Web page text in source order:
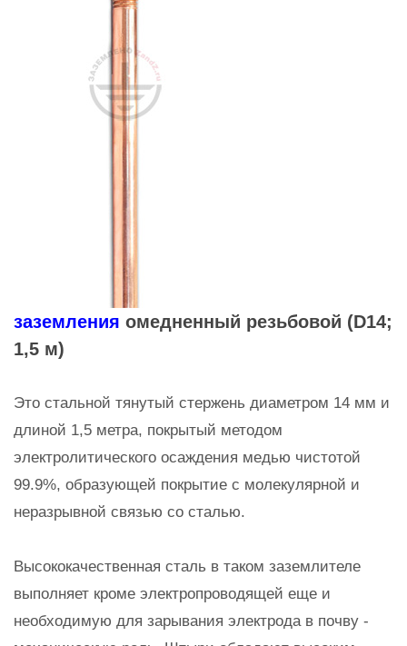
заземления омедненный резьбовой (D14;
1,5 м)
Это стальной тянутый стержень диаметром 14 мм и
длиной 1,5 метра, покрытый методом
электролитического осаждения медью чистотой
99.9%, образующей покрытие с молекулярной и
неразрывной связью со сталью.
Высококачественная сталь в таком заземлителе
выполняет кроме электропроводящей еще и
необходимую для зарывания электрода в почву -